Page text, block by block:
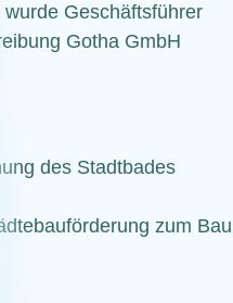
Geschäftsführer
Gotha GmbH
des Stadtbades
zum Bau